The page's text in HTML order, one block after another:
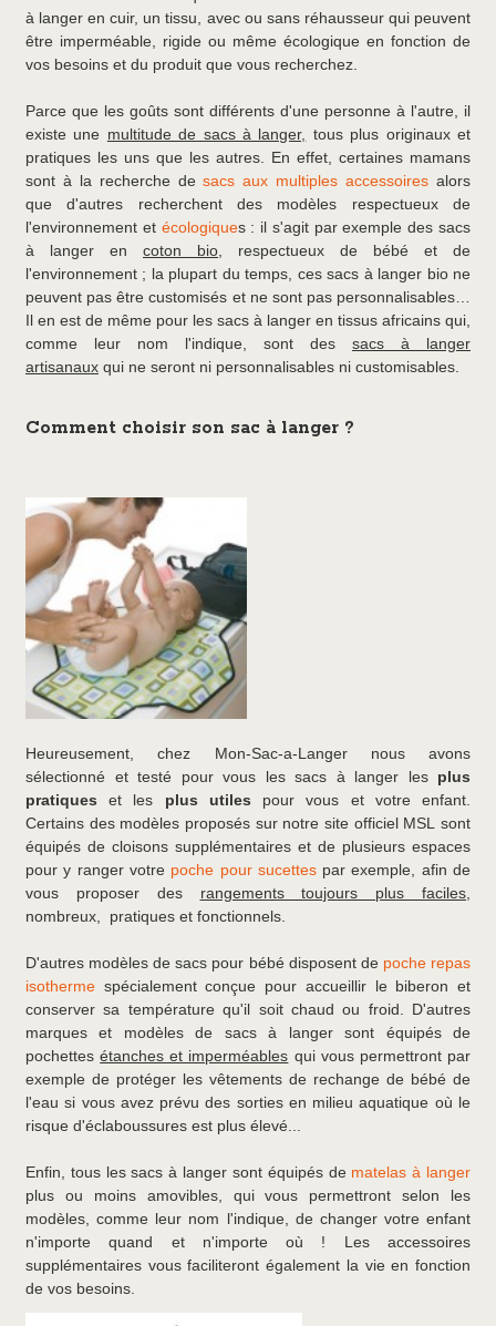
à langer en cuir, un tissu, avec ou sans réhausseur qui peuvent
être imperméable, rigide ou même écologique en fonction de
vos besoins et du produit que vous recherchez.
Parce que les goûts sont différents d'une personne à l'autre, il
existe une multitude de sacs à langer,
tous plus originaux et
pratiques les uns que les autres. En effet, certaines mamans
sont à la recherche desacs aux multiples accessoires alors
que d'autres recherchent des modèles respectueux de
l'environnement et écologiques : il s'agit par exemple des sacs
à langer en coton bio , respectueux de bébé et de
l'environnement ; la plupart du temps, ces sacs à langer bio ne
peuvent pas être customisés et ne sont pas personnalisables…
Il en est de même pour les sacs à langer en tissus africains qui,
comme leur nom l'indique, sont des sacs à langer
artisanaux qui ne seront ni personnalisables ni customisables.
Comment choisir son sac à langer ?
Heureusement, chez Mon-Sac-a-Langer nous avons
sélectionné et testé pour vous les sacs à langer les plus
pratiques et les plus utiles pour vous et votre enfant.
Certains des modèles proposés sur notre site officiel MSL sont
équipés de cloisons supplémentaires et de plusieurs espaces
pour y ranger votre poche pour sucettespar exemple, afin de
vous proposer des rangements toujours plus faciles
nombreux, pratiques et fonctionnels.
D'autres modèles de sacs pour bébé disposent de poche repas
isotherme spécialement conçue pour accueillir le biberon et
conserver sa température qu'il soit chaud ou froid. D'autres
marques et modèles de sacs à langer sont équipés de
pochettesétanches et imperméables qui vous permettront par
exemple de protéger les vêtements de rechange de bébé de
l'eau si vous avez prévu des sorties en milieu aquatique où le
risque d'éclaboussures est plus élevé...
Enfin, tous les sacs à langer sont équipés de matelas à langer
plus ou moins amovibles, qui vous permettront selon les
modèles, comme leur nom l'indique, de changer votre enfant
n'importe quand et n'importe où ! Les accessoires
supplémentaires vous faciliteront également la vie en fonction
de vos besoins.